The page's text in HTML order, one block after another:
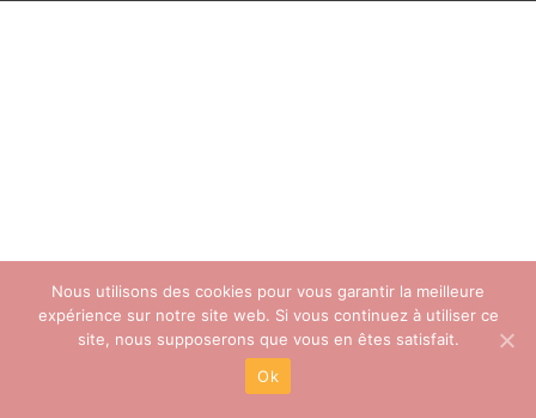
Nous utilisons des cookies pour vous garantir la meilleure
expérience sur notre site web. Si vous continuez à utiliser ce
site, nous supposerons que vous en êtes satisfait.
Ok